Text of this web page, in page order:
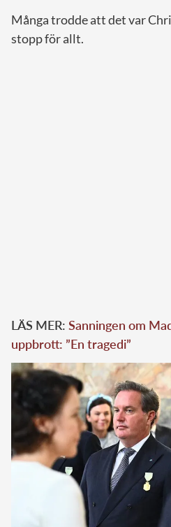
Många trodde att det var
stopp för allt.
LÄS MER: Sanningen om
uppbrott: ”En tragedi”